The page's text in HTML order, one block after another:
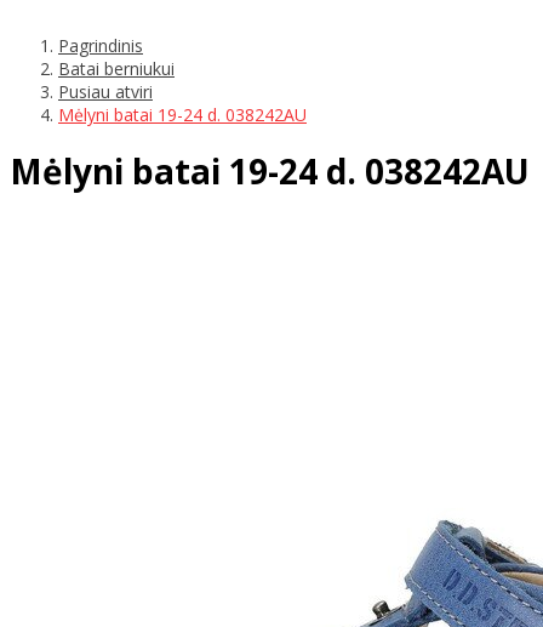
Pagrindinis
Batai berniukui
Pusiau atviri
Mėlyni batai 19-24 d. 038242AU
Mėlyni batai 19-24 d. 038242AU